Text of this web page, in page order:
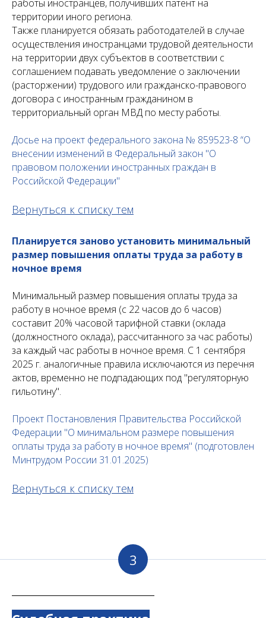
работы иностранцев, получивших патент на
территории иного региона.
Также планируется обязать работодателей в случае
осуществления иностранцами трудовой деятельности
на территории двух субъектов в соответствии с
соглашением подавать уведомление о заключении
(расторжении) трудового или гражданско-правового
договора с иностранным гражданином в
территориальный орган МВД по месту работы.
Досье на проект федерального закона № 859523-8 “О
внесении изменений в Федеральный закон "О
правовом положении иностранных граждан в
Российской Федерации"
Вернуться к списку тем
Планируется заново установить минимальный
размер повышения оплаты труда за работу в
ночное время
Минимальный размер повышения оплаты труда за
работу в ночное время (с 22 часов до 6 часов)
составит 20% часовой тарифной ставки (оклада
(должностного оклада), рассчитанного за час работы)
за каждый час работы в ночное время. С 1 сентября
2025 г. аналогичные правила исключаются из перечня
актов, временно не подпадающих под "регуляторную
гильотину".
Проект Постановления Правительства Российской
Федерации "О минимальном размере повышения
оплаты труда за работу в ночное время" (подготовлен
Минтрудом России 31.01.2025)
Вернуться к списку тем
3